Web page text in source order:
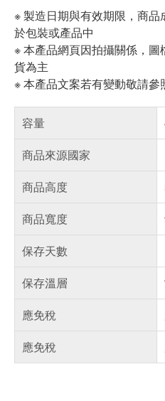
※ 製造日期與有效期限，商
於包裝或產品中
※ 本產品網頁因拍攝關係，
貨為主
※ 本產品文案若有變動敬請參
容量
商品來源國家
商品高度
商品寬度
保存天數
保存溫層
應免稅
應免稅